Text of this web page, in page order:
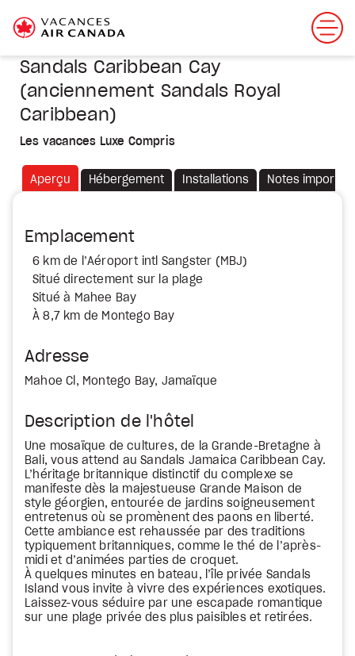
Sandals Caribbean Cay
(anciennement Sandals Royal
Caribbean)
Les vacances Luxe Compris
Aperçu Hébergement Installations Notes
Emplacement
6 km de l’Aéroport intl Sangster (MBJ)
Situé directement sur la plage
Situé à Mahee Bay
À 8,7 km de Montego Bay
Adresse
Mahoe Cl, Montego Bay, Jamaïque
Description de l'hôtel
Une mosaïque de cultures, de la Grande-Bretagne à
Bali, vous attend au Sandals Jamaica Caribbean Cay.
L’héritage britannique distinctif du complexe se
manifeste dès la majestueuse Grande Maison de
style géorgien, entourée de jardins soigneusement
entretenus où se promènent des paons en liberté.
Cette ambiance est rehaussée par des traditions
typiquement britanniques, comme le thé de l’après-
midi et d’animées parties de croquet.
À quelques minutes en bateau, l’île privée Sandals
Island vous invite à vivre des expériences exotiques.
Laissez-vous séduire par une escapade romantique
sur une plage privée des plus paisibles et retirées.